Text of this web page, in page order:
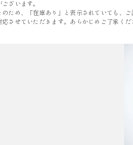
ざいます。
ため、「在庫あり」と表示されていても、
させていただきます。あらかじめご了承くだ